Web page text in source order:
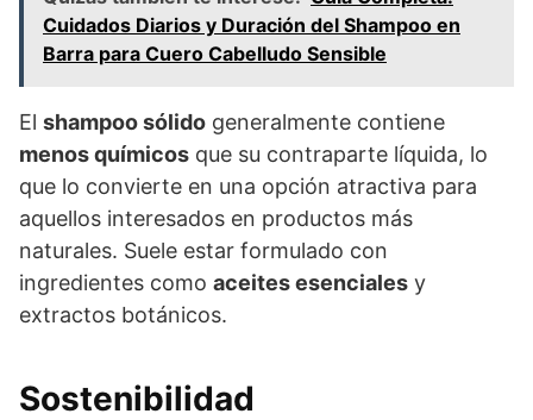
Cuidados Diarios y Duración del Shampoo en
Barra para Cuero Cabelludo Sensible
El shampoo sólido generalmente contiene
menos químicos que su contraparte líquida, lo
que lo convierte en una opción atractiva para
aquellos interesados en productos más
naturales. Suele estar formulado con
ingredientes como aceites esenciales y
extractos botánicos.
Sostenibilidad